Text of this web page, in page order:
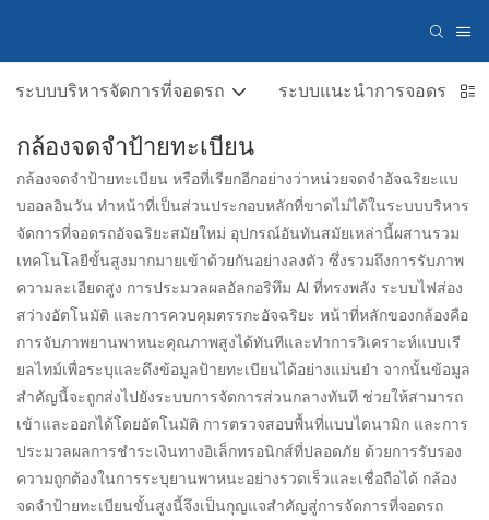
ระบบบริหารจัดการที่จอดรถ ระบบแนะนำการจอดรถ
กล้องจดจำป้ายทะเบียน
กล้องจดจำป้ายทะเบียน หรือที่เรียกอีกอย่างว่าหน่วยจดจำอัจฉริยะแบ
บออลอินวัน ทำหน้าที่เป็นส่วนประกอบหลักที่ขาดไม่ได้ในระบบบริหาร
จัดการที่จอดรถอัจฉริยะสมัยใหม่ อุปกรณ์อันทันสมัยเหล่านี้ผสานรวม
เทคโนโลยีขั้นสูงมากมายเข้าด้วยกันอย่างลงตัว ซึ่งรวมถึงการรับภาพ
ความละเอียดสูง การประมวลผลอัลกอริทึม AI ที่ทรงพลัง ระบบไฟส่อง
สว่างอัตโนมัติ และการควบคุมตรรกะอัจฉริยะ หน้าที่หลักของกล้องคือ
การจับภาพยานพาหนะคุณภาพสูงได้ทันทีและทำการวิเคราะห์แบบเรี
ยลไทม์เพื่อระบุและดึงข้อมูลป้ายทะเบียนได้อย่างแม่นยำ จากนั้นข้อมูล
สำคัญนี้จะถูกส่งไปยังระบบการจัดการส่วนกลางทันที ช่วยให้สามารถ
เข้าและออกได้โดยอัตโนมัติ การตรวจสอบพื้นที่แบบไดนามิก และการ
ประมวลผลการชำระเงินทางอิเล็กทรอนิกส์ที่ปลอดภัย ด้วยการรับรอง
ความถูกต้องในการระบุยานพาหนะอย่างรวดเร็วและเชื่อถือได้ กล้อง
จดจำป้ายทะเบียนขั้นสูงนี้จึงเป็นกุญแจสำคัญสู่การจัดการที่จอดรถ